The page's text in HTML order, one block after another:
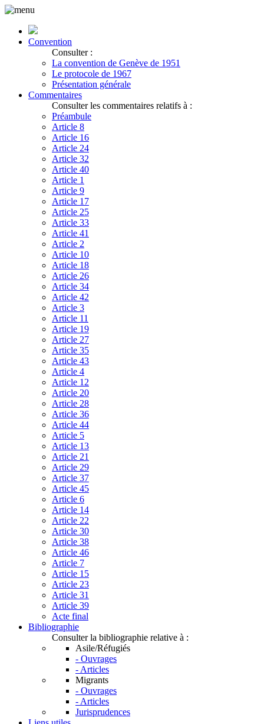
Convention
Consulter :
La convention de Genève de 1951
Le protocole de 1967
Présentation générale
Commentaires
Consulter les commentaires relatifs à :
Préambule
Article 8
Article 16
Article 24
Article 32
Article 40
Article 1
Article 9
Article 17
Article 25
Article 33
Article 41
Article 2
Article 10
Article 18
Article 26
Article 34
Article 42
Article 3
Article 11
Article 19
Article 27
Article 35
Article 43
Article 4
Article 12
Article 20
Article 28
Article 36
Article 44
Article 5
Article 13
Article 21
Article 29
Article 37
Article 45
Article 6
Article 14
Article 22
Article 30
Article 38
Article 46
Article 7
Article 15
Article 23
Article 31
Article 39
Acte final
Bibliographie
Consulter la bibliographie relative à :
Asile/Réfugiés
- Ouvrages
- Articles
Migrants
- Ouvrages
- Articles
Jurisprudences